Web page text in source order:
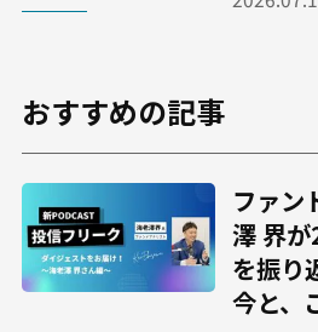
おすすめの記事
ファン
澤 界
を振り
今と、